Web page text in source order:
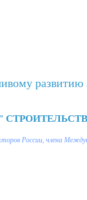
развитию
России, члена